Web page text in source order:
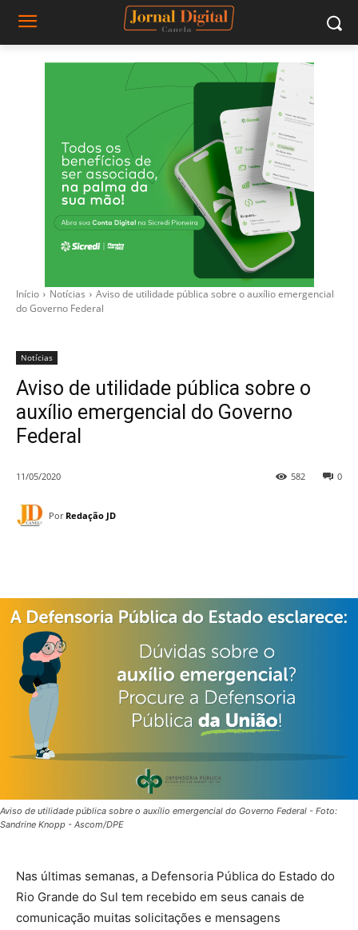
Início Notícias
Aviso de utilidade pública sobre o auxílio emergencial
do Governo Federal
Notícias
Aviso de utilidade pública sobre o
auxílio emergencial do Governo
Federal
11/05/2020 0
582
Por Redação JD
Aviso de utilidade pública sobre o auxílio emergencial do Governo Federal - Foto:
Sandrine Knopp - Ascom/DPE
Nas últimas semanas, a Defensoria Pública do Estado do
Rio Grande do Sul tem recebido em seus canais de
comunicação muitas solicitações e mensagens